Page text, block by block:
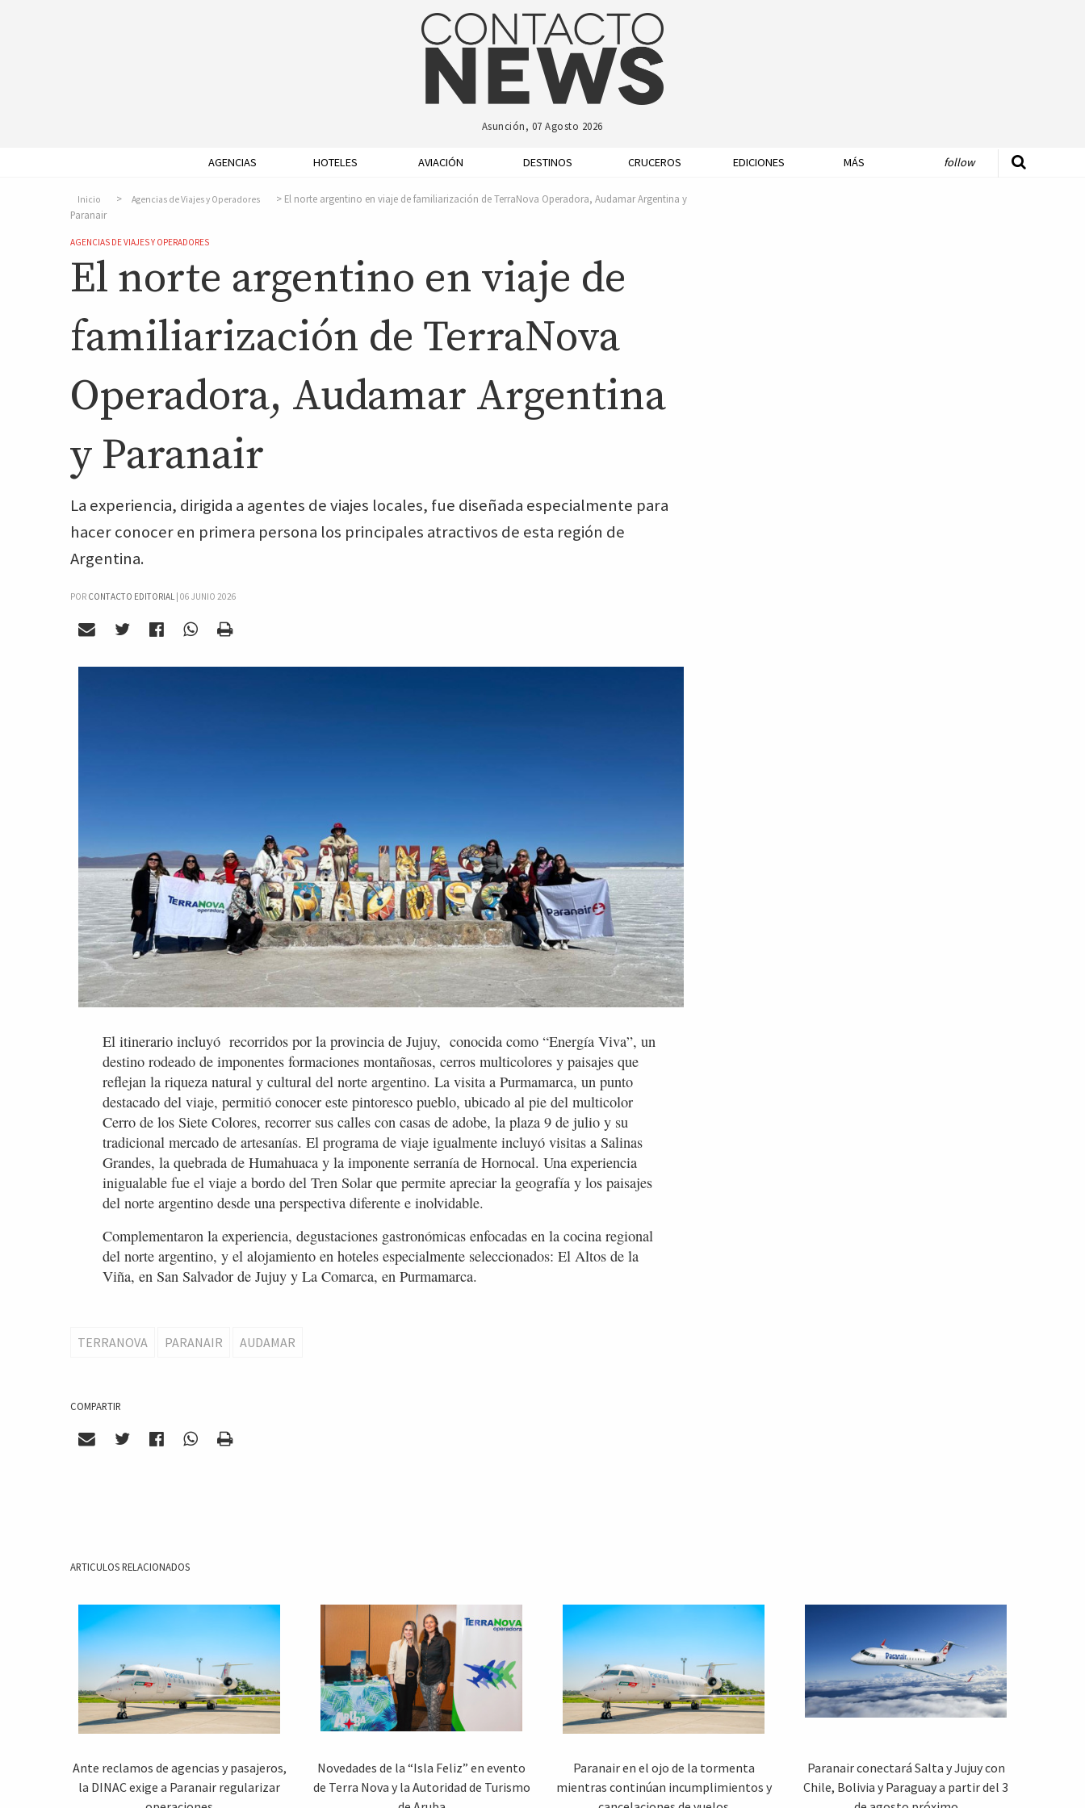
Asunción, 07 Agosto 2026
AGENCIAS HOTELES AVIACIÓN DESTINOS CRUCEROS EDICIONES MÁS follow
Inicio Agencias de Viajes y Operadores
El norte argentino en viaje de familiarización de TerraNova Operadora, Audamar Argentina y
Paranair
AGENCIAS DE VIAJES Y OPERADORES
El norte argentino en viaje de
familiarización de TerraNova
Operadora, Audamar Argentina
y Paranair
La experiencia, dirigida a agentes de viajes locales, fue diseñada especialmente para
hacer conocer en primera persona los principales atractivos de esta región de
Argentina.
POR CONTACTO EDITORIAL | 06 JUNIO 2026
El itinerario incluyó recorridos por la provincia de Jujuy, conocida como “Energía Viva”, un
destino rodeado de imponentes formaciones montañosas, cerros multicolores y paisajes que
reflejan la riqueza natural y cultural del norte argentino. La visita a Purmamarca, un punto
destacado del viaje, permitió conocer este pintoresco pueblo, ubicado al pie del multicolor
Cerro de los Siete Colores, recorrer sus calles con casas de adobe, la plaza 9 de julio y su
tradicional mercado de artesanías. El programa de viaje igualmente incluyó visitas a Salinas
Grandes, la quebrada de Humahuaca y la imponente serranía de Hornocal. Una experiencia
inigualable fue el viaje a bordo del Tren Solar que permite apreciar la geografía y los paisajes
del norte argentino desde una perspectiva diferente e inolvidable.
Complementaron la experiencia, degustaciones gastronómicas enfocadas en la cocina regional
del norte argentino, y el alojamiento en hoteles especialmente seleccionados: El Altos de la
Viña, en San Salvador de Jujuy y La Comarca, en Purmamarca.
TERRANOVA PARANAIR AUDAMAR
COMPARTIR
ARTICULOS RELACIONADOS
Ante reclamos de agencias y pasajeros,
la DINAC exige a Paranair regularizar
Novedades de la “Isla Feliz” en evento
de Terra Nova y la Autoridad de Turismo
Paranair en el ojo de la tormenta
mientras continúan incumplimientos y
Paranair conectará Salta y Jujuy con
Chile, Bolivia y Paraguay a partir del 3